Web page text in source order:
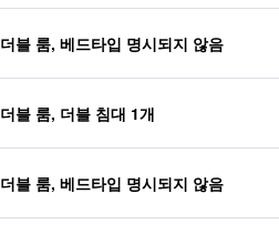
더블 룸, 베드타입 명시되지 않음
더블 룸, 더블 침대 1개
더블 룸, 베드타입 명시되지 않음